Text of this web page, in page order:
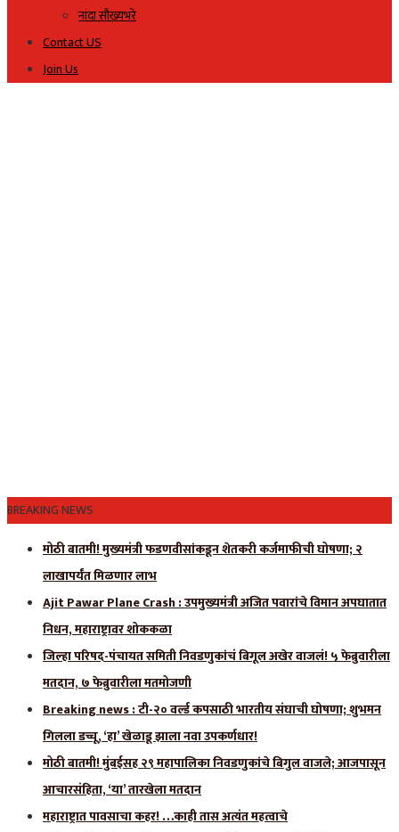
नांदा सौख्यभरे
Contact US
Join Us
BREAKING NEWS
मोठी बातमी! मुख्यमंत्री फडणवीसांकडून शेतकरी कर्जमाफीची घोषणा; २
लाखापर्यंत मिळणार लाभ
Ajit Pawar Plane Crash : उपमुख्यमंत्री अजित पवारांचे विमान अपघातात
निधन, महाराष्ट्रावर शोककळा
जिल्हा परिषद-पंचायत समिती निवडणुकांचं बिगूल अखेर वाजलं! ५ फेब्रुवारीला
मतदान, ७ फेब्रुवारीला मतमोजणी
Breaking news : टी-२० वर्ल्ड कपसाठी भारतीय संघाची घोषणा; शुभमन
गिलला डच्चू, ‘हा’ खेळाडू झाला नवा उपकर्णधार!
मोठी बातमी! मुंबईसह २९ महापालिका निवडणुकांचे बिगुल वाजले; आजपासून
आचारसंहिता, ‘या’ तारखेला मतदान
महाराष्ट्रात पावसाचा कहर! …काही तास अत्यंत महत्वाचे